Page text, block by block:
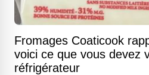
Fromages Coaticook
voici ce que vous devez
réfrigérateur